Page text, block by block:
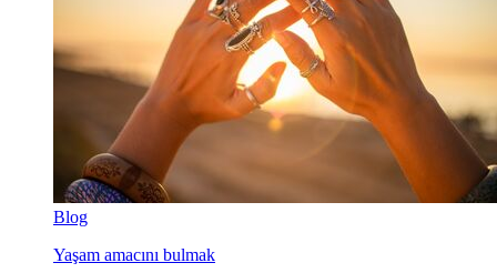
Blog
Yaşam amacını bulmak